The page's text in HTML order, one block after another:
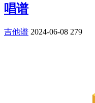
唱谱
吉他谱 2024-06-08 279